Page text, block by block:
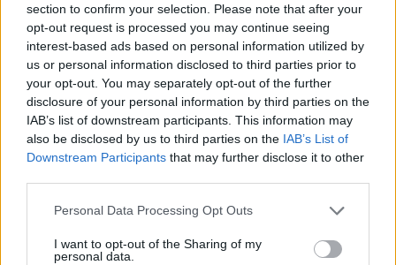
section to confirm your selection. Please note that after your
opt-out request is processed you may continue seeing
interest-based ads based on personal information utilized by
us or personal information disclosed to third parties prior to
your opt-out. You may separately opt-out of the further
disclosure of your personal information by third parties on the
IAB’s list of downstream participants. This information may
also be disclosed by us to third parties on the IAB’s List of
Downstream Participants that may further disclose it to other
Personal Data Processing Opt Outs
I want to opt-out of the Sharing of my
personal data.
VW: Η δύσκολη εξίσωση της
αναδιάρθρωσης
18η συνεχόμενη χρονιά για τον
ΟΤΕ στη διεθνή σειρά δεικτών
FTSE4Good
Alpha Bank: Για πρώτη φορά το Αρχαίο Θέατρο Επιδαύρου άνοιξε τις
πύλες του σε όλους
βιωσιμότητα σε καθημερινή πράξη